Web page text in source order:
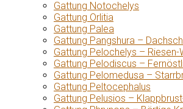
Gattung Notochelys
Gattung Orlitia
Gattung Palea
Gattung Pangshura –
Gattung Pelochelys –
Gattung Pelodiscus –
Gattung Pelomedusa –
Gattung Peltocephalus
Gattung Pelusios –